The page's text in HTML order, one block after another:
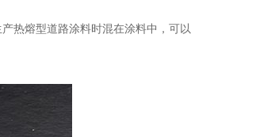
热熔型道路涂料时混在涂料中，可以